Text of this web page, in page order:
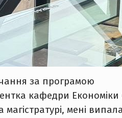
за програмою
кафедри
мені